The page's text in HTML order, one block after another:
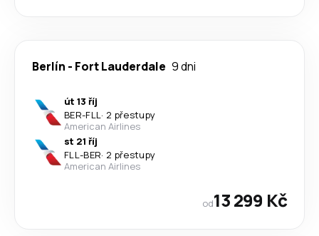
Berlín - Fort Lauderdale 9 dni
út 13 říj
BER-FLL· 2 přestupy
American Airlines
st 21 říj
FLL-BER· 2 přestupy
American Airlines
od13 299 Kč